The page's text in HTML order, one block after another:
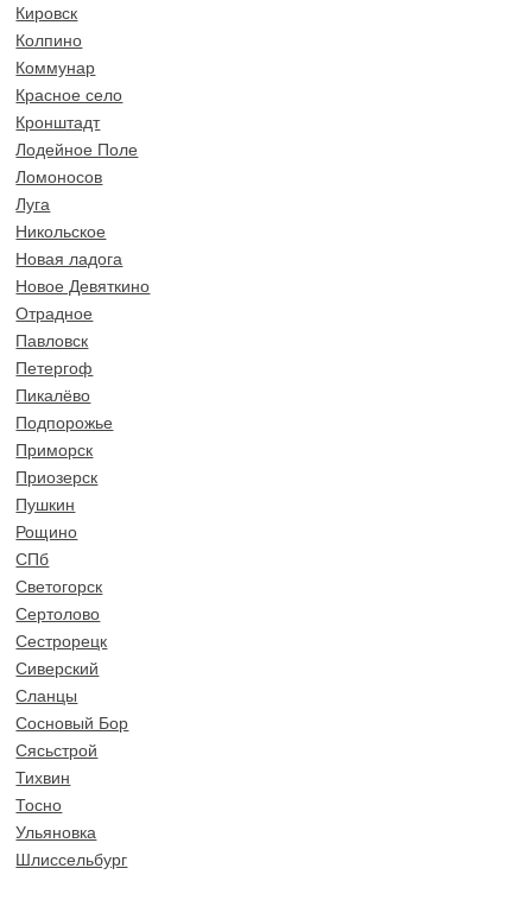
Кировск
Колпино
Коммунар
Красное село
Кронштадт
Лодейное Поле
Ломоносов
Луга
Никольское
Новая ладога
Новое Девяткино
Отрадное
Павловск
Петергоф
Пикалёво
Подпорожье
Приморск
Приозерск
Пушкин
Рощино
СПб
Светогорск
Сертолово
Сестрорецк
Сиверский
Сланцы
Сосновый Бор
Сясьстрой
Тихвин
Тосно
Ульяновка
Шлиссельбург